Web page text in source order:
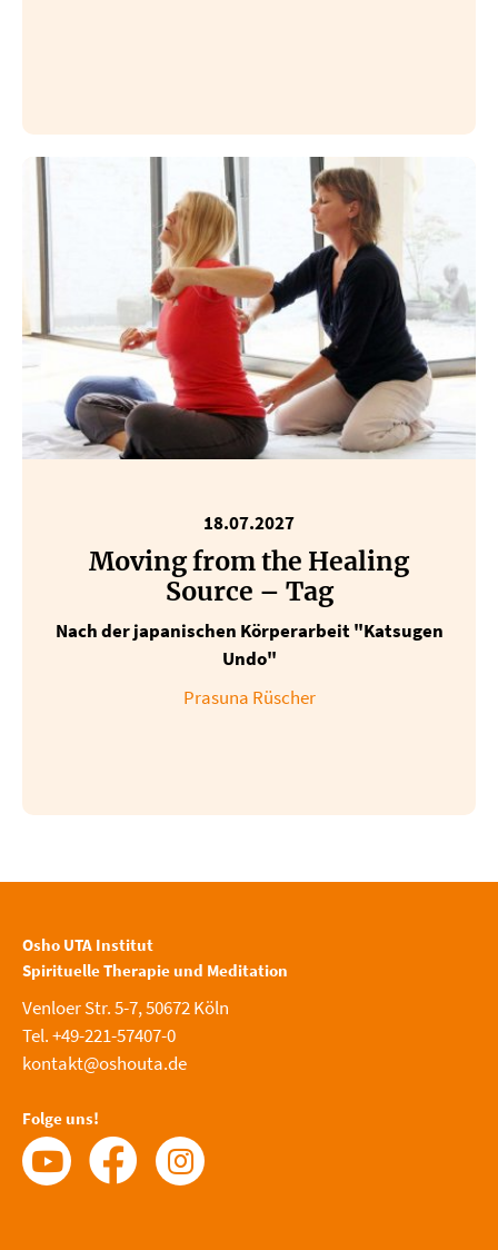
18.07.2027
Moving from the Healing
Source – Tag
Nach der japanischen Körperarbeit "Katsugen
Undo"
Prasuna Rüscher
Osho UTA Institut
Spirituelle Therapie und Meditation
Venloer Str. 5-7, 50672 Köln
Tel. +49-221-57407-0
kontakt@oshouta.de
Folge uns!